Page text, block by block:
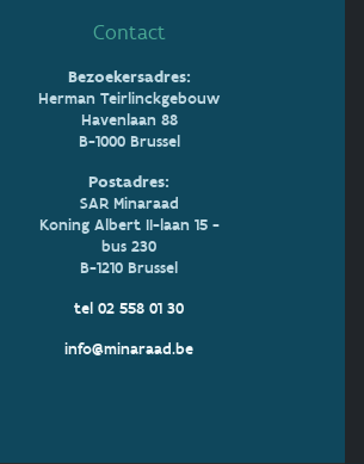
Contact
Bezoekersadres:
Herman Teirlinckgebouw
Havenlaan 88
B-1000 Brussel
Postadres:
SAR Minaraad
Koning Albert II-laan 15 -
bus 230
B-1210 Brussel
tel 02 558 01 30
info@minaraad.be